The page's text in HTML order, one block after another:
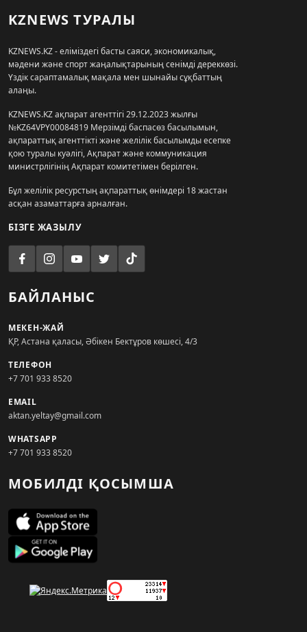
KZNEWS ТУРАЛЫ
KZNEWS.KZ - еліміздегі басты саяси, экономикалық,
мәдени және спорт жаңалықтарының сенімді дереккөзі.
Үздік сараптамалық мақала мен шынайы сұқбаттың
алаңы.
KZNEWS.KZ ақпарат агенттігі 29.12.2023 жылғы
№KZ64VPY00084819 Мерзімді баспасөз басылымын,
ақпараттық агенттікті және желілік басылымды есепке
қою туралы куәлігі, Ақпарат және коммуникация
министрлігінің Ақпарат комитетімен берілген.
Бұл желілік ресурстың ақпараттық өнімдері 18 жастан
асқан азаматтарға арналған.
БІЗГЕ ЖАЗЫЛУ
БАЙЛАНЫС
МЕКЕН-ЖАЙ
ҚР, Астана қаласы, Әбікен Бектұров көшесі, 4/3
ТЕЛЕФОН
+7 701 933 8520
EMAIL
aktan.yeltay@gmail.com
WHATSAPP
+7 701 933 8520
МОБИЛДІ ҚОСЫМША